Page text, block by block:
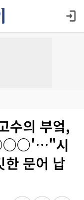
수의 부엌,
○○○'…"시
한 문어 납